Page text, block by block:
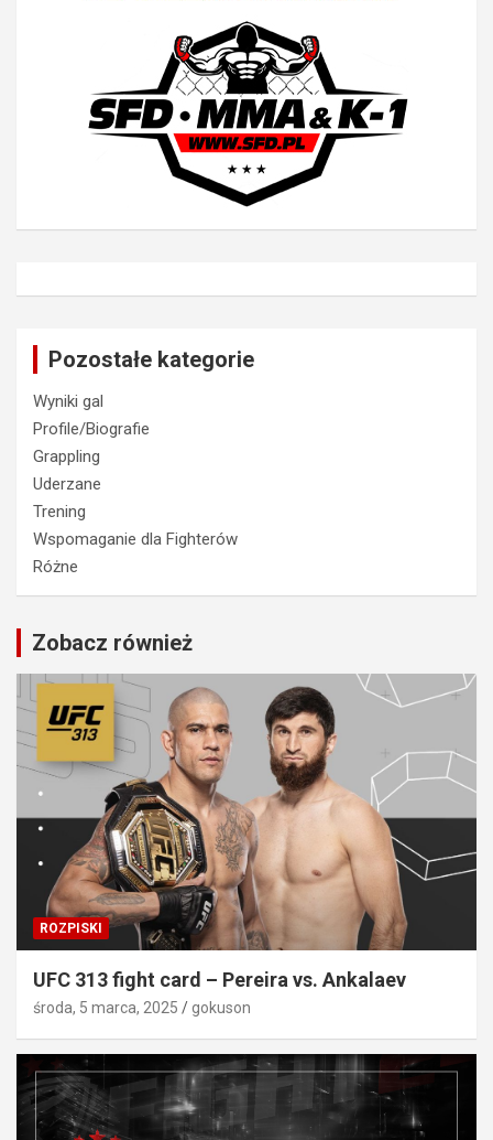
Pozostałe kategorie
Wyniki gal
Profile/Biografie
Grappling
Uderzane
Trening
Wspomaganie dla Fighterów
Różne
Zobacz również
ROZPISKI
UFC 313 fight card – Pereira vs. Ankalaev
środa, 5 marca, 2025 gokuson